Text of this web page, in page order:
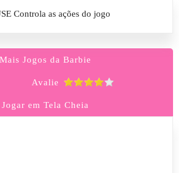
Controla as ações do jogo
Mais Jogos da Barbie
Avalie
Jogar em Tela Cheia